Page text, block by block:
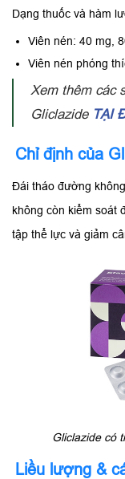
Dạng thuốc và hàm
Viên nén: 40 mg,
Viên nén phóng
Xem thêm các
Gliclazide TẠI
Chỉ định của
Đái tháo đường
không còn kiểm soát
tập thể lực và giảm
Gliclazide có
Liều lượng &